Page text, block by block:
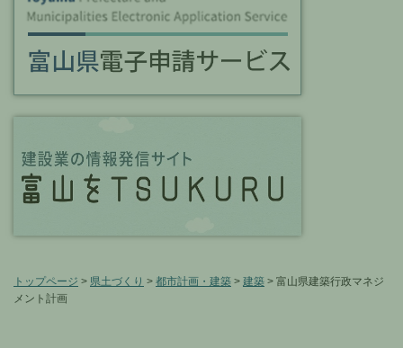
トップページ > 県土づくり > 都市計画・建築 > 建築 > 富山県建築行政マネジ
メント計画